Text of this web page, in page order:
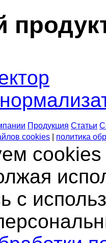
Продукция Статьи
cookies
политика
cookies
с